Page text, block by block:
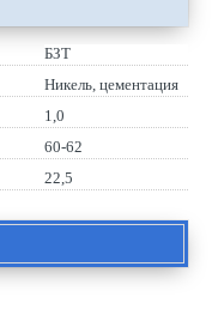
БЗТ
Никель, цементация
1,0
60-62
22,5